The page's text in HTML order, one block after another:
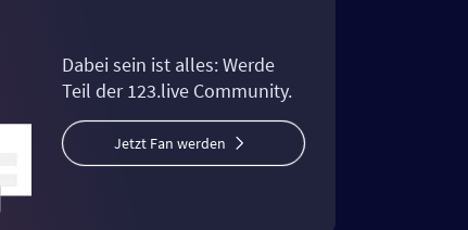
Dabei sein ist alles: Werde
Teil der 123.live Community.
Jetzt Fan werden